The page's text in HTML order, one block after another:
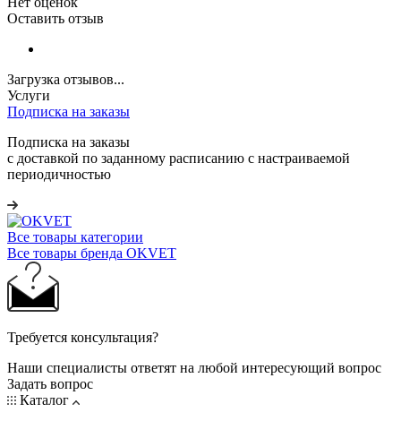
Оставить отзыв
Загрузка отзывов...
Услуги
Подписка на заказы
Подписка на заказы
с доставкой по заданному расписанию с настраиваемой
периодичностью
Все товары категории
Все товары бренда OKVET
Требуется консультация?
Наши специалисты ответят на любой интересующий вопрос
Задать вопрос
Каталог